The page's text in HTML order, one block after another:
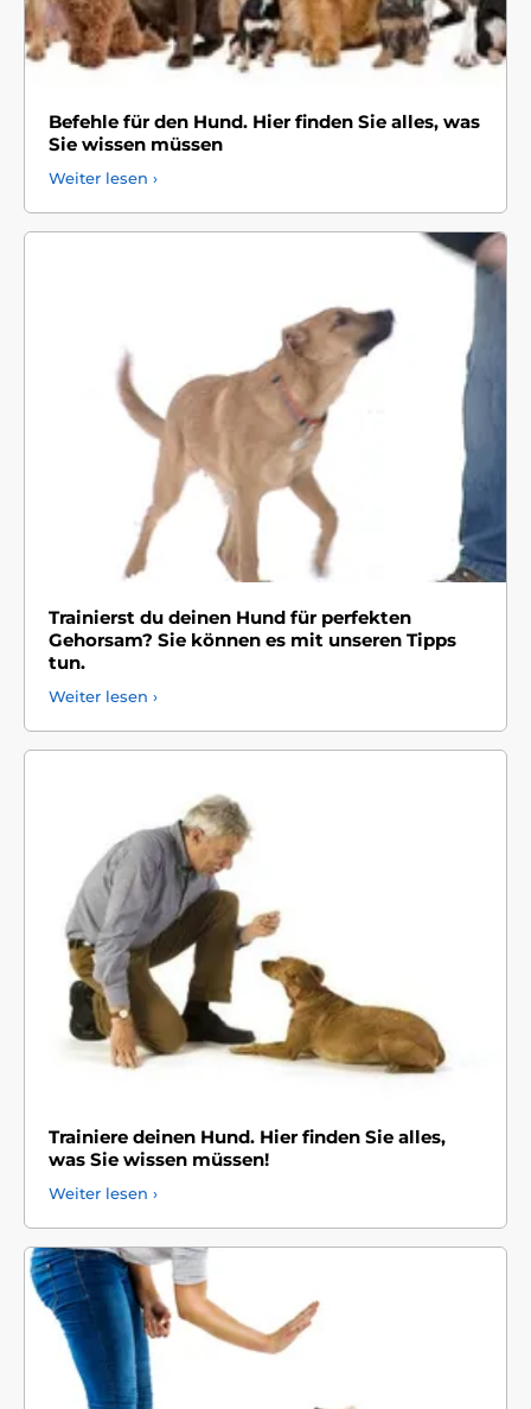
Befehle für den Hund. Hier finden Sie alles, was
Sie wissen müssen
Weiter lesen ›
Trainierst du deinen Hund für perfekten
Gehorsam? Sie können es mit unseren Tipps
tun.
Weiter lesen ›
Trainiere deinen Hund. Hier finden Sie alles,
was Sie wissen müssen!
Weiter lesen ›